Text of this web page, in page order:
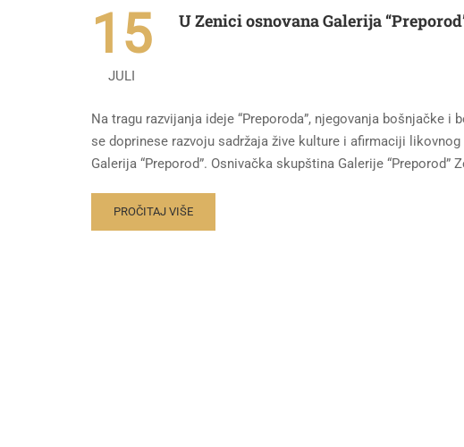
15
JULI
U Zenici osnovana Galerija
Na tragu razvijanja ideje “Preporoda”, njegovanja bošnjačke
se doprinese razvoju sadržaja žive kulture i afirmaciji
Galerija “Preporod”. Osnivačka skupština Galerije
PROČITAJ VIŠE